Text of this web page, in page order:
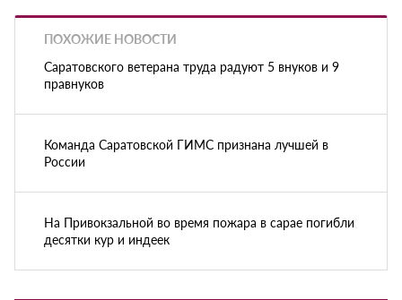
ПОХОЖИЕ НОВОСТИ
Саратовского ветерана труда радуют 5 внуков и 9
правнуков
Команда Саратовской ГИМС признана лучшей в
России
На Привокзальной во время пожара в сарае погибли
десятки кур и индеек